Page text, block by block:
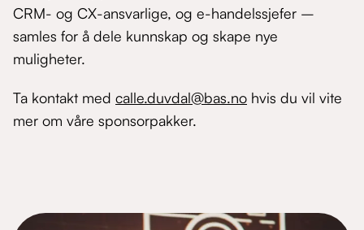
CRM- og CX-ansvarlige, og e-handelssjefer –
samles for å dele kunnskap og skape nye
muligheter.
Ta kontakt med calle.duvdal@bas.no hvis du vil vite
mer om våre sponsorpakker.